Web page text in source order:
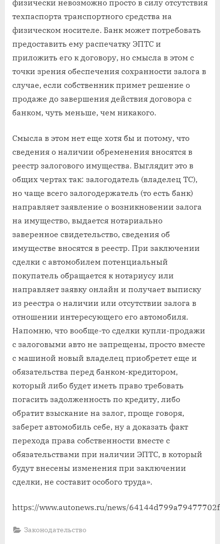
физически невозможно просто в силу отсутствия
техпаспорта транспортного средства на
физическом носителе. Банк может потребовать
предоставить ему распечатку ЭПТС и
приложить его к договору, но смысла в этом с
точки зрения обеспечения сохранности залога в
случае, если собственник примет решение о
продаже до завершения действия договора с
банком, чуть меньше, чем никакого.
Смысла в этом нет еще хотя бы и потому, что
сведения о наличии обременения вносятся в
реестр залогового имущества. Выглядит это в
общих чертах так: залогодатель (владелец ТС),
но чаще всего залогодержатель (то есть банк)
направляет заявление о возникновении залога
на имущество, выдается нотариально
заверенное свидетельство, сведения об
имуществе вносятся в реестр. При заключении
сделки с автомобилем потенциальный
покупатель обращается к нотариусу или
направляет заявку онлайн и получает выписку
из реестра о наличии или отсутствии залога в
отношении интересующего его автомобиля.
Напомню, что вообще-то сделки купли-продажи
с залоговыми авто не запрещены, просто вместе
с машиной новый владелец приобретет еще и
обязательства перед банком-кредитором,
который либо будет иметь право требовать
погасить задолженность по кредиту, либо
обратит взыскание на залог, проще говоря,
заберет автомобиль себе, ну а доказать факт
перехода права собственности вместе с
обязательствами при наличии ЭПТС, в который
будут внесены изменения при заключении
сделки, не составит особого труда».
https://www.autonews.ru/news/
Законодательство